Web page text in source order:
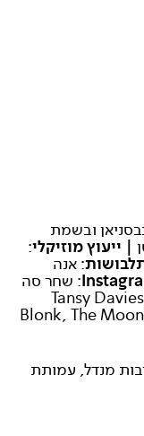
ובשמת
| ייעוץ מוזיקלי:
: אנה
: שחר סה
: Tansy
Blonk, The
מנדל, עמותת